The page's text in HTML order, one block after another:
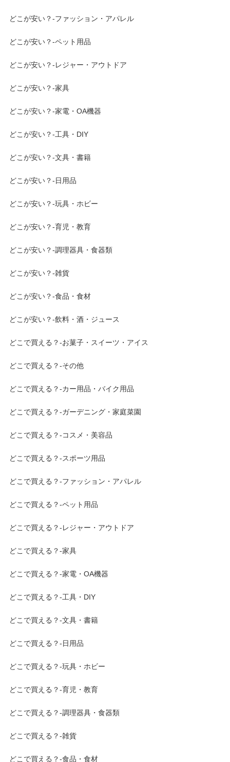
どこが安い？-ファッション・アパレル
どこが安い？-ペット用品
どこが安い？-レジャー・アウトドア
どこが安い？-家具
どこが安い？-家電・OA機器
どこが安い？-工具・DIY
どこが安い？-文具・書籍
どこが安い？-日用品
どこが安い？-玩具・ホビー
どこが安い？-育児・教育
どこが安い？-調理器具・食器類
どこが安い？-雑貨
どこが安い？-食品・食材
どこが安い？-飲料・酒・ジュース
どこで買える？-お菓子・スイーツ・アイス
どこで買える？-その他
どこで買える？-カー用品・バイク用品
どこで買える？-ガーデニング・家庭菜園
どこで買える？-コスメ・美容品
どこで買える？-スポーツ用品
どこで買える？-ファッション・アパレル
どこで買える？-ペット用品
どこで買える？-レジャー・アウトドア
どこで買える？-家具
どこで買える？-家電・OA機器
どこで買える？-工具・DIY
どこで買える？-文具・書籍
どこで買える？-日用品
どこで買える？-玩具・ホビー
どこで買える？-育児・教育
どこで買える？-調理器具・食器類
どこで買える？-雑貨
どこで買える？-食品・食材